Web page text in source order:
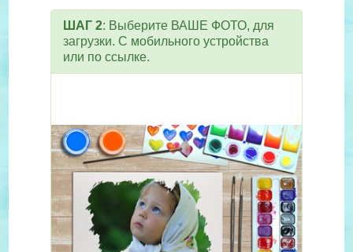
ШАГ 2: Выберите ВАШЕ ФОТО, для
загрузки. С мобильного устройства
или по ссылке.